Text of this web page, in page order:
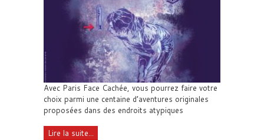
Avec Paris Face Cachée, vous pourrez faire votre
choix parmi une centaine d’aventures originales
proposées dans des endroits atypiques
Lire la suite...